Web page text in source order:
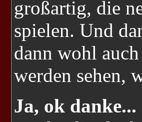
großartig, die
spielen. Und
dann wohl
werden sehen,
Ja, ok danke...